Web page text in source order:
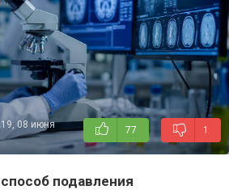
08 июня
77 1
подавления